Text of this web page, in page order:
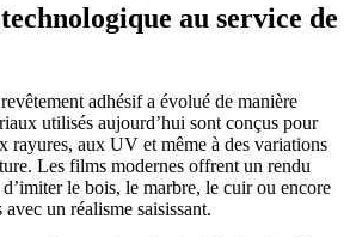
au service de
adhésif a évolué de manière
utilisés aujourd’hui sont conçus pour
rayures, aux UV et même à des variations
Les films modernes offrent un rendu
le bois, le marbre, le cuir ou encore
un réalisme saisissant.